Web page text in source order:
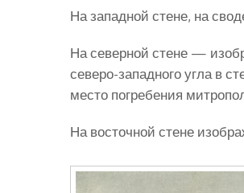
На западной стене, на
На северной стене —
северо-западного угла в
место погребения
На восточной стене